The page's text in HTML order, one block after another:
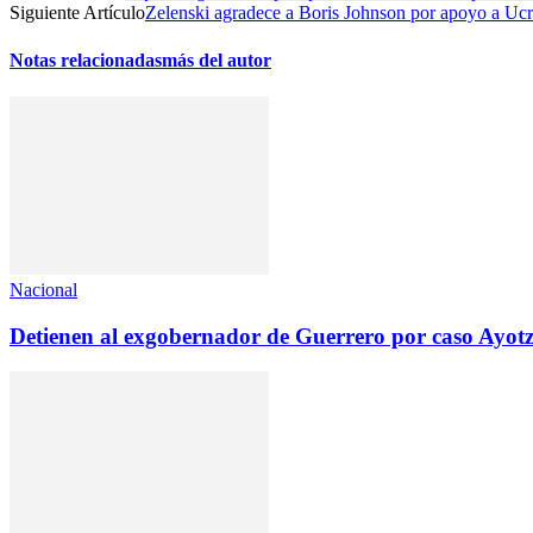
Siguiente ArtículoZelenski agradece a Boris Johnson por apoyo a
Notas relacionadasmás del autor
Nacional
Detienen al exgobernador de Guerrero por caso